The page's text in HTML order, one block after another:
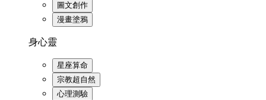
圖文創作
漫畫塗鴉
身心靈
星座算命
宗教超自然
心理測驗